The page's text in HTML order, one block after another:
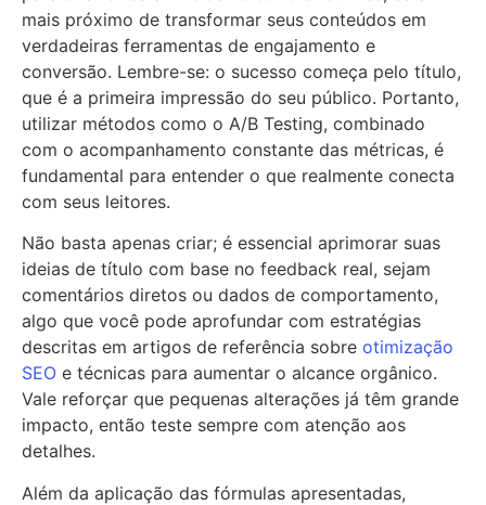
mais próximo de transformar seus conteúdos em
verdadeiras ferramentas de engajamento e
conversão. Lembre-se: o sucesso começa pelo título,
que é a primeira impressão do seu público. Portanto,
utilizar métodos como o A/B Testing, combinado
com o acompanhamento constante das métricas, é
fundamental para entender o que realmente conecta
com seus leitores.
Não basta apenas criar; é essencial aprimorar suas
ideias de título com base no feedback real, sejam
comentários diretos ou dados de comportamento,
algo que você pode aprofundar com estratégias
descritas em artigos de referência sobre otimização
SEO e técnicas para aumentar o alcance orgânico.
Vale reforçar que pequenas alterações já têm grande
impacto, então teste sempre com atenção aos
detalhes.
Além da aplicação das fórmulas apresentadas,